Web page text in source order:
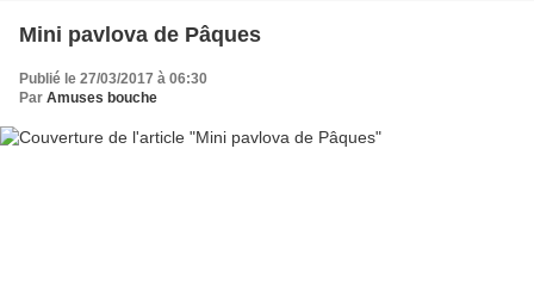
Mini pavlova de Pâques
Publié le 27/03/2017 à 06:30
Par Amuses bouche